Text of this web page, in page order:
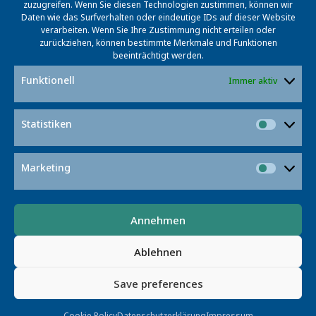
zuzugreifen. Wenn Sie diesen Technologien zustimmen, können wir
Daten wie das Surfverhalten oder eindeutige IDs auf dieser Website
verarbeiten. Wenn Sie Ihre Zustimmung nicht erteilen oder
zurückziehen, können bestimmte Merkmale und Funktionen
beeinträchtigt werden.
Funktionell Immer aktiv
Statistiken
Marketing
Annehmen
Ablehnen
Save preferences
Fernandes wird zunächst bis Anfang Januar 2025 am
L3S bleiben, ein einjähriger Forschungsaufenthalt
folgt im Juli 2025. Im Juni 2027 kommt der
brasilianische Wissenschaftler abschließend für
weitere drei Monate nach Hannover.
Post
navigation
Vorheriger Beitrag
Post
Nächster Beitrag
Appelstr. 9a · 30167 Hannover
DATENSCHUTZERKLÄRUNG
KONTAKT
ELDRIS